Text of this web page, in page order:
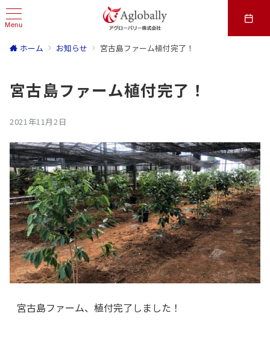
Menu
ホーム お知らせ 宮古島ファーム植付完了！
宮古島ファーム植付完了！
2021年11月2日
宮古島ファーム、植付完了しました！